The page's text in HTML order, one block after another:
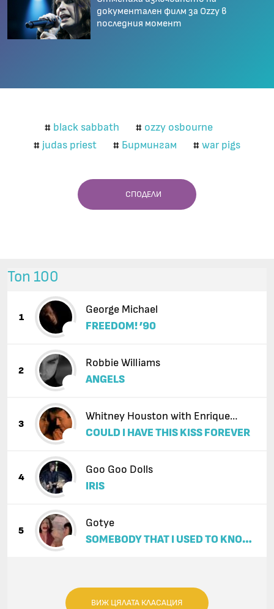
документален филм за Ozzy в
последния момент
# black sabbath # ozzy osbourne
# judas priest # Бирмингам # war pigs
СПОДЕЛИ
Топ 100
1
George Michael
FREEDOM! ’90
2
Robbie Williams
ANGELS
3
Whitney Houston with Enrique
Iglesias
COULD I HAVE THIS KISS FOREVER
4
Goo Goo Dolls
IRIS
5
Gotye
SOMEBODY THAT I USED TO KNOW
ВИЖ ЦЯЛАТА КЛАСАЦИЯ